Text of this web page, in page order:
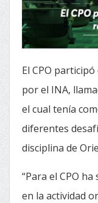
El CPO
por el INA,
el cual tenía
diferentes
disciplina de
“Para el CPO
en la actividad